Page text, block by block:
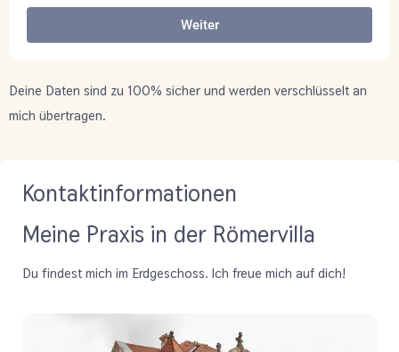
Weiter
Deine Daten sind zu 100% sicher und werden verschlüsselt an
mich übertragen.
Kontaktinformationen
Meine Praxis in der Römervilla
Du findest mich im Erdgeschoss. Ich freue mich auf dich!